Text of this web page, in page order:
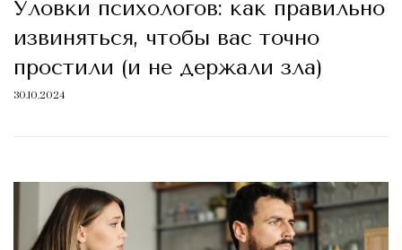
Уловки психологов: как правильно
извиняться, чтобы вас точно
простили (и не держали зла)
30.10.2024